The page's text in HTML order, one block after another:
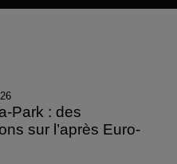
Park : des
sur l’après Euro-